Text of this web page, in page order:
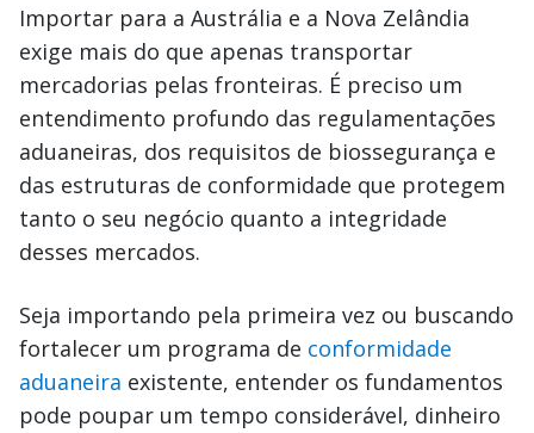
Importar para a Austrália e a Nova Zelândia
exige mais do que apenas transportar
mercadorias pelas fronteiras. É preciso um
entendimento profundo das regulamentações
aduaneiras, dos requisitos de biossegurança e
das estruturas de conformidade que protegem
tanto o seu negócio quanto a integridade
desses mercados.
Seja importando pela primeira vez ou buscando
fortalecer um programa de conformidade
aduaneira existente, entender os fundamentos
pode poupar um tempo considerável, dinheiro